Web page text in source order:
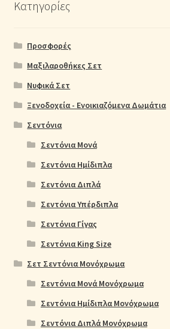
Κατηγορίες
Προσφορές
Μαξιλαροθήκες Σετ
Νυφικά Σετ
Ξενοδοχεία - Ενοικιαζόμενα Δωμάτια
Σεντόνια
Σεντόνια Μονά
Σεντόνια Ημίδιπλα
Σεντόνια Διπλά
Σεντόνια Υπέρδιπλα
Σεντόνια Γίγας
Σεντόνια King Size
Σετ Σεντόνια Μονόχρωμα
Σεντόνια Μονά Μονόχρωμα
Σεντόνια Ημίδιπλα Μονόχρωμα
Σεντόνια Διπλά Μονόχρωμα